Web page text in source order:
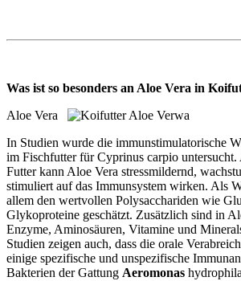
Was ist so besonders an Aloe Vera in
Aloe Vera
In Studien wurde die immunstimulatorische
im Fischfutter für Cyprinus carpio
Futter kann Aloe Vera stressmildernd,
stimuliert auf das Immunsystem wirken. Als
allem den wertvollen Polysacchariden wie
Glykoproteine geschätzt. Zusätzlich sind in
Enzyme, Aminosäuren, Vitamine und
Studien zeigen auch, dass die orale
einige spezifische und unspezifische
Bakterien der Gattung Aeromonas